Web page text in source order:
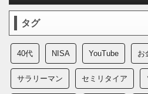
タグ
40代 NISA YouTube お
サラリーマン セミリタイア